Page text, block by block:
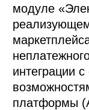
модуле
интеграции
платформы